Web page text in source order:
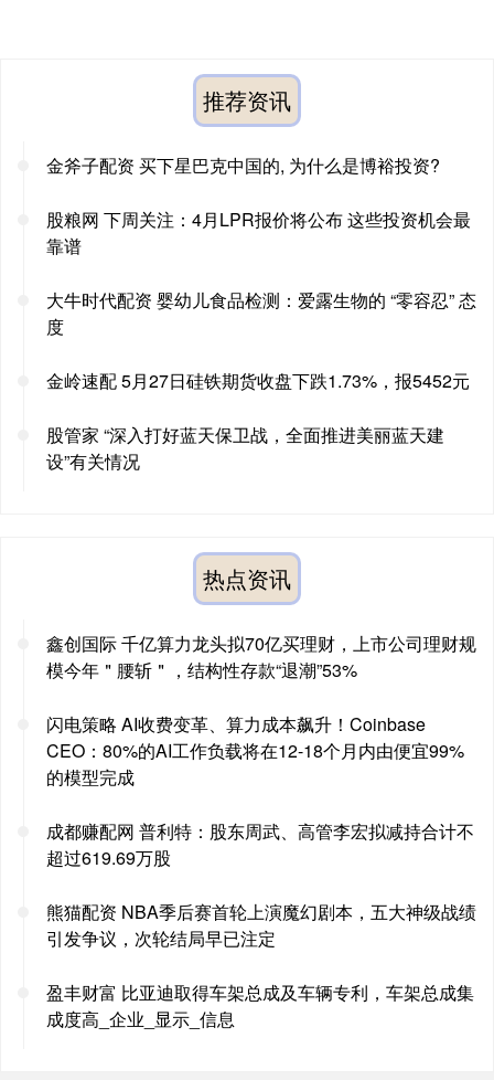
推荐资讯
金斧子配资 买下星巴克中国的, 为什么是博裕投资?
股粮网 下周关注：4月LPR报价将公布 这些投资机会最
靠谱
大牛时代配资 婴幼儿食品检测：爱露生物的 “零容忍” 态
度
金岭速配 5月27日硅铁期货收盘下跌1.73%，报5452元
股管家 “深入打好蓝天保卫战，全面推进美丽蓝天建
设”有关情况
热点资讯
鑫创国际 千亿算力龙头拟70亿买理财，上市公司理财规
模今年＂腰斩＂，结构性存款“退潮”53%
闪电策略 AI收费变革、算力成本飙升！Coinbase
CEO：80%的AI工作负载将在12-18个月内由便宜99%
的模型完成
成都赚配网 普利特：股东周武、高管李宏拟减持合计不
超过619.69万股
熊猫配资 NBA季后赛首轮上演魔幻剧本，五大神级战绩
引发争议，次轮结局早已注定
盈丰财富 比亚迪取得车架总成及车辆专利，车架总成集
成度高_企业_显示_信息